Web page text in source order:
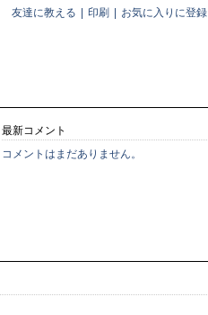
友達に教える 印刷 お気に入りに登録
最新コメント
コメントはまだありません。